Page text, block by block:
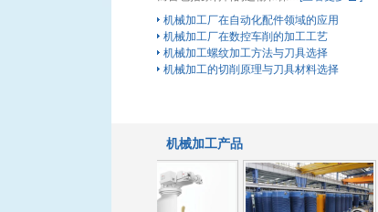
机械加工厂在自动化配件领域的应用
机械加工厂在数控车削的加工工艺
机械加工螺纹加工方法与刀具选择
机械加工的切削原理与刀具材料选择
机械加工产品